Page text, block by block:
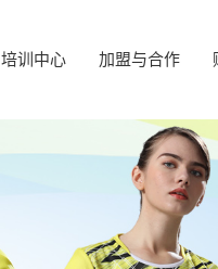
培训中心 加盟与合作